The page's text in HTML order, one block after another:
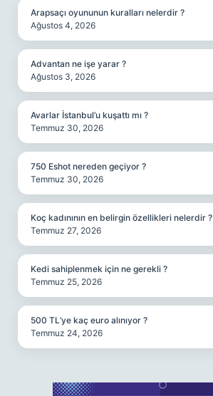
Arapsaçı oyununun kuralları nelerdir ?
Ağustos 4, 2026
Advantan ne işe yarar ?
Ağustos 3, 2026
Avarlar İstanbul’u kuşattı mı ?
Temmuz 30, 2026
750 Eshot nereden geçiyor ?
Temmuz 30, 2026
Koç kadınının en belirgin özellikleri nelerdir ?
Temmuz 27, 2026
Kedi sahiplenmek için ne gerekli ?
Temmuz 25, 2026
500 TL’ye kaç euro alınıyor ?
Temmuz 24, 2026